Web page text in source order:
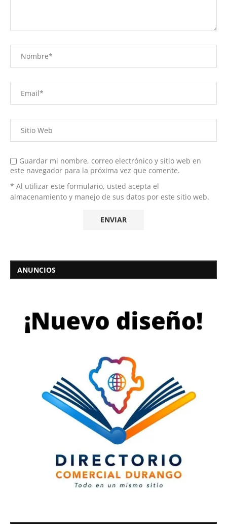
Guardar mi nombre, correo electrónico y sitio web en
este navegador para la próxima vez que comente.
* Al utilizar este formulario, usted acepta el
almacenamiento y manejo de sus datos por este sitio web.
ANUNCIOS